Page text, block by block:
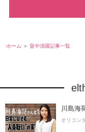
ホーム 畠中清羅記事一覧
川島海
オリコン